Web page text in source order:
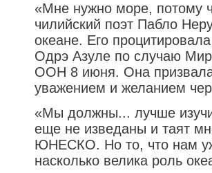
«Мне нужно море, потому
чилийский поэт Пабло
океане. Его
Одрэ Азуле по случаю
ООН 8 июня. Она призвала
уважением и желанием
«Мы должны... лучше
еще не изведаны и таят
ЮНЕСКО. Но то, что нам
насколько велика роль